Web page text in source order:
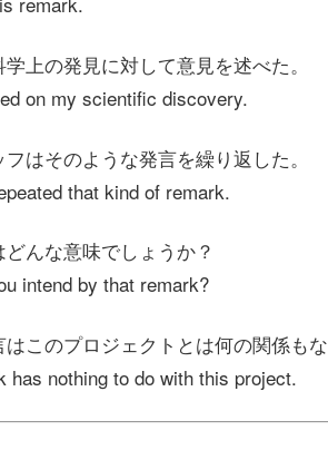
上の発見に対して意見を述べた。
on my scientific discovery.
はそのような発言を繰り返した。
that kind of remark.
んな意味でしょうか？
intend by that remark?
このプロジェクトとは何の関係も
has nothing to do with this project.